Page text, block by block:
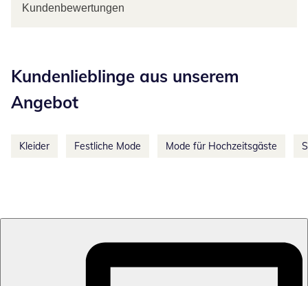
Kundenbewertungen
Kundenlieblinge aus unserem
Angebot
Kleider Festliche Mode Mode für Hochzeitsgäste